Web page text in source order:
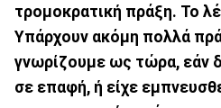
τρομοκρατική πράξη. Το
Υπάρχουν ακόμη πολλά
γνωρίζουμε ως τώρα, εάν
σε επαφή, ή είχε